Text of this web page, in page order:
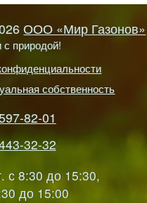
ООО «Мир Газонов»
с природой!
собственность
82-01
32-32
с 8:30 до 15:30,
до 15:00